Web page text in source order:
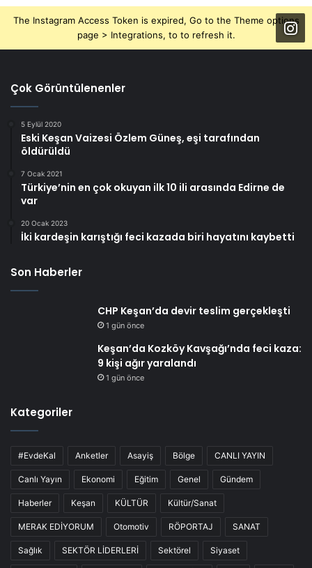
The Instagram Access Token is expired, Go to the Theme options
page > Integrations, to to refresh it.
Çok Görüntülenenler
5 Eylül 2020
Eski Keşan Vaizesi Özlem Güneş, eşi tarafından
öldürüldü
7 Ocak 2021
Türkiye’nin en çok okuyan ilk 10 ili arasında Edirne de
var
20 Ocak 2023
İki kardeşin karıştığı feci kazada biri hayatını kaybetti
Son Haberler
CHP Keşan’da devir teslim gerçekleşti
1 gün önce
Keşan’da Kozköy Kavşağı’nda feci kaza:
9 kişi ağır yaralandı
1 gün önce
Kategoriler
#EvdeKal Anketler Asayiş Bölge CANLI YAYIN
Canlı Yayın Ekonomi Eğitim Genel Gündem
Haberler Keşan KÜLTÜR Kültür/Sanat
MERAK EDİYORUM Otomotiv RÖPORTAJ SANAT
Sağlık SEKTÖR LİDERLERİ Sektörel Siyaset